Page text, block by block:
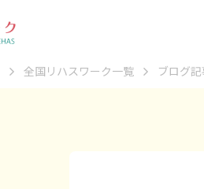
全国リハスワーク一覧 ブログ